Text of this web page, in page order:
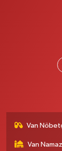
Akdamar
Kışla Mah.Çınarlı
0 (432) 354 37
Van
Van